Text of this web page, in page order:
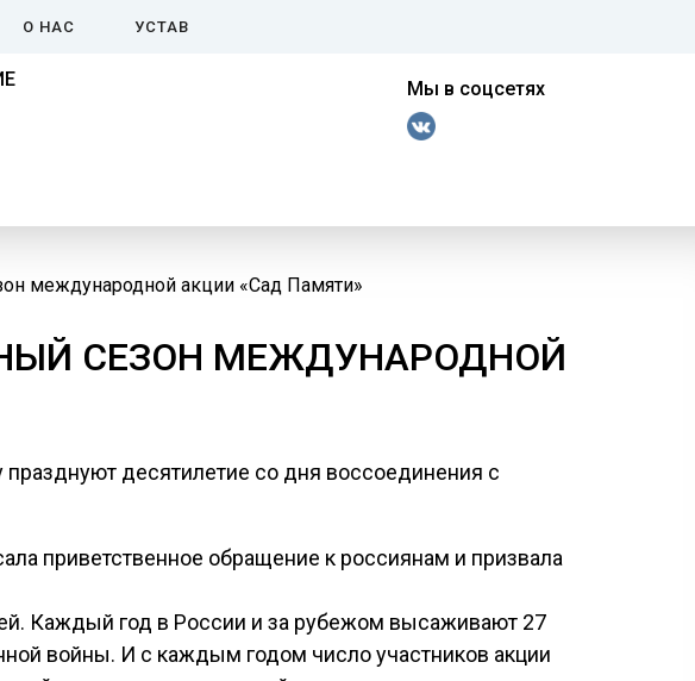
О НАС УСТАВ
Мы в соцсетях
международной акции «Сад Памяти»
СЕЗОН МЕЖДУНАРОДНОЙ
десятилетие со дня воссоединения с
приветственное обращение к россиянам и призвала
Каждый год в России и за рубежом высаживают 27
войны. И с каждым годом число участников акции